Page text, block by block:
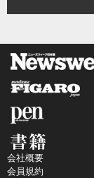
会社概要
会員規約